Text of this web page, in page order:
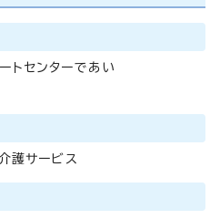
トセンターであい
護サービス